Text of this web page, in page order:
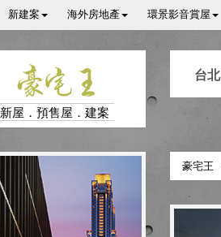
新建案 海外房地產 環景影音賞屋
豪宅王
新屋．預售屋．建案
台北
豪宅王